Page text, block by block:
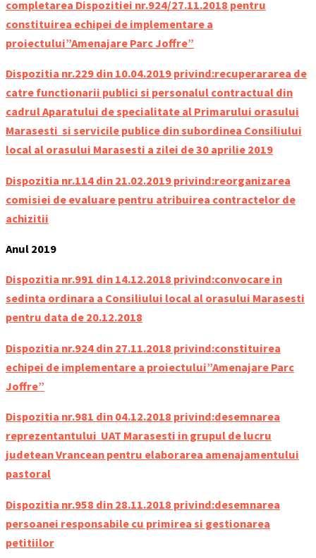
completarea Dispozitiei nr.924/27.11.2018 pentru
constituirea echipei de implementare a
proiectului”Amenajare Parc Joffre”
Dispozitia nr.229 din 10.04.2019 privind:recuperararea de
catre functionarii publici si personalul contractual din
cadrul Aparatului de specialitate al Primarului orasului
Marasesti si servicile publice din subordinea Consiliului
local al orasului Marasesti a zilei de 30 aprilie 2019
Dispozitia nr.114 din 21.02.2019 privind:reorganizarea
comisiei de evaluare pentru atribuirea contractelor de
achizitii
Anul 2019
Dispozitia nr.991 din 14.12.2018 privind:convocare in
sedinta ordinara a Consiliului local al orasului Marasesti
pentru data de 20.12.2018
Dispozitia nr.924 din 27.11.2018 privind:constituirea
echipei de implementare a proiectului”Amenajare Parc
Joffre”
Dispozitia nr.981 din 04.12.2018 privind:desemnarea
reprezentantului UAT Marasesti in grupul de lucru
judetean Vrancean pentru elaborarea amenajamentului
pastoral
Dispozitia nr.958 din 28.11.2018 privind:desemnarea
persoanei responsabile cu primirea si gestionarea
petitiilor